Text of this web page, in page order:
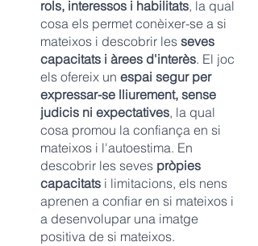
rols, interessos i habilitats, la qual
cosa els permet conèixer-se a si
mateixos i descobrir les seves
capacitats i àrees d'interès. El joc
els ofereix un espai segur per
expressar-se lliurement, sense
judicis ni expectatives, la qual
cosa promou la confiança en si
mateixos i l'autoestima. En
descobrir les seves pròpies
capacitats i limitacions, els nens
aprenen a confiar en si mateixos i
a desenvolupar una imatge
positiva de si mateixos.